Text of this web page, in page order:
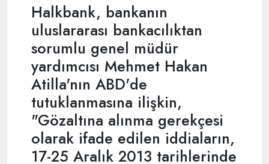
Halkbank, bankanın
uluslararası bankacılıktan
sorumlu genel müdür
yardımcısı Mehmet Hakan
Atilla'nın ABD'de
tutuklanmasına ilişkin,
"Gözaltına alınma gerekçesi
olarak ifade edilen iddiaların,
17-25 Aralık 2013 tarihlerinde